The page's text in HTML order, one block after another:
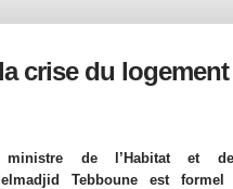
crise du
de l’Habitat et de
Tebboune est